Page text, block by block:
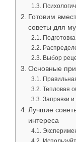
Готовим
советы для
Выбор
Основные
Тепловая
Заправки
Лучшие
интереса